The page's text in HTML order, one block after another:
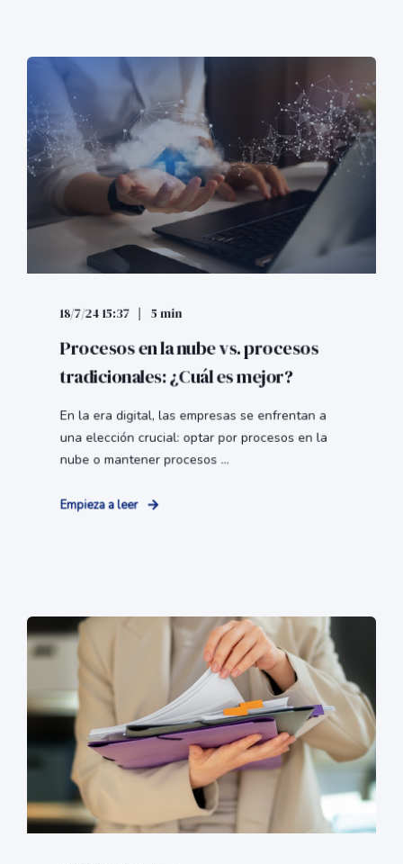
18/7/24 15:37 5 min
Procesos en la nube vs. procesos
tradicionales: ¿Cuál es mejor?
En la era digital, las empresas se enfrentan a
una elección crucial: optar por procesos en la
nube o mantener procesos ...
Empieza a leer